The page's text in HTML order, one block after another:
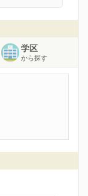
学区
から探す